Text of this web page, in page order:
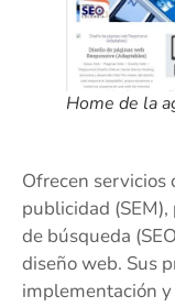
Home de la
Ofrecen
publicidad
de búsqueda
diseño web. Sus
implementación